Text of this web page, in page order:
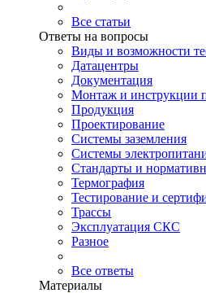
Все статьи
Ответы на вопросы
Виды и возможности
Датацентры
Документация
Монтаж и инструкции
Продукция
Проектирование
Системы заземления
Системы
Стандарты и
Термография
Тестирование и
Трассы
Эксплуатация СКС
Разное
Все ответы
Материалы